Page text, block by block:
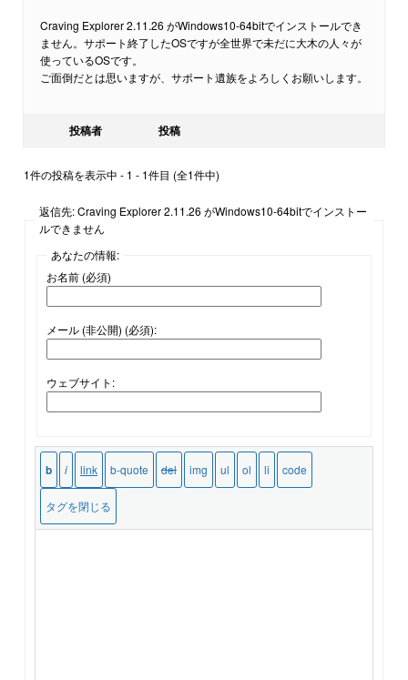
Craving Explorer 2.11.26 がWindows10-64bitでインストールでき
ません。サポート終了したOSですが全世界で未だに大木の人々が
使っているOSです。
ご面倒だとは思いますが、サポート遺族をよろしくお願いします。
投稿者 投稿
1件の投稿を表示中 - 1 - 1件目 (全1件中)
返信先: Craving Explorer 2.11.26 がWindows10-64bitでインストー
ルできません
あなたの情報:
お名前 (必須)
メール (非公開) (必須):
ウェブサイト: